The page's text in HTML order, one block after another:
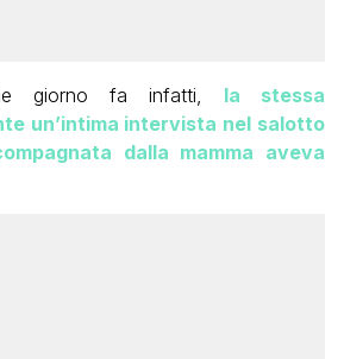
giorno fa infatti, la stessa
un’intima intervista nel salotto
dalla mamma aveva